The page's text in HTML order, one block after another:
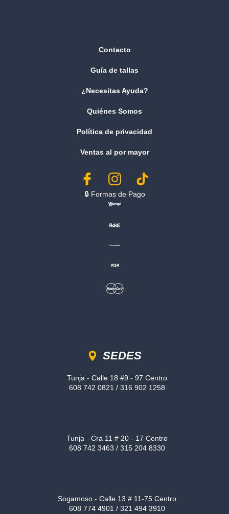
Contacto
Guía de tallas
¿Necesitas Ayuda?
Quiénes Somos
Política de privacidad
Ventas al por mayor
🔒︎ Formas de Pago
SEDES
Tunja - Calle 18 #9 - 97 Centro
608 742 0821 / 316 902 1258
Tunja - Cra 11 # 20 - 17 Centro
608 742 3463 / 315 204 8330
Sogamoso - Calle 13 # 11-75 Centro
608 774 4901 / 321 494 3910